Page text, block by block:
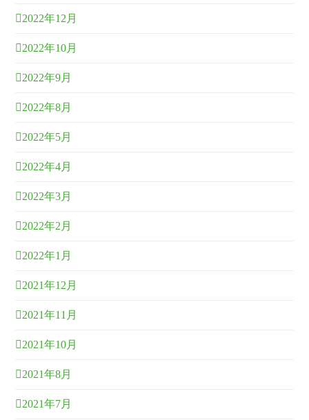
2022年12月
2022年10月
2022年9月
2022年8月
2022年5月
2022年4月
2022年3月
2022年2月
2022年1月
2021年12月
2021年11月
2021年10月
2021年8月
2021年7月